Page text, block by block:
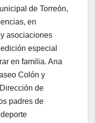
de Torreón,
en
asociaciones
especial
en familia. Ana
Colón y
de
padres de